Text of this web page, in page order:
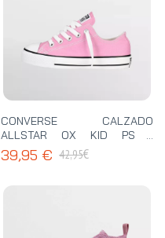
CONVERSE CALZADO
ALLSTAR OX KID PS -
3J238C
39,95 € 42,95€